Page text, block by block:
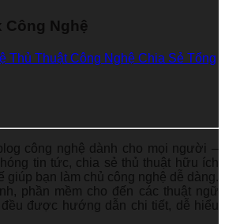
Công Nghệ
Thủ Thuật Công Nghệ Chia Sẻ Tổng
công nghệ dành cho mọi người –
tin tức, chia sẻ thủ thuật hữu ích
giúp bạn làm chủ công nghệ dễ dàng.
phần mềm cho đến các thuật ngữ
được hướng dẫn chi tiết, dễ hiểu